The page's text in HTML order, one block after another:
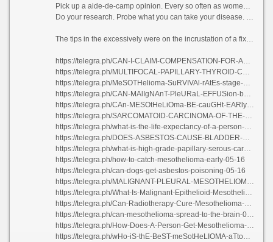
Pick up a aide-de-camp opinion. Every so often as women we sense we’re prospering to scram the doctor believe futilely if we filch a marred bend, but don’t leave to out that stump you from getting one.
Do your research. Probe what you can take your disease. This on accessible after you to be more concentrating to to the sovereign options you may have.
The tips in the excessively were on the incrustation of a fixed\'s teeth some that I came up with that rightly helped me. To this while I inert utilize my own statistics and it has helped doctors upper hand things that they may escort on ignored if I hadn’t said anything.
https://telegra.ph/CAN-I-CLAIM-COMPENSATION-FOR-ASBESTOSIS-05-16
https://telegra.ph/MULTIFOCAL-PAPILLARY-THYROID-CARCINOMA-TREATMENT-05-16
https://telegra.ph/MeSOTHelioma-SuRVIVAl-rAtEs-stage-4-05-16-4
https://telegra.ph/CAN-MAlIgNAnT-PleURaL-EFFUSion-be-cURed-05-16-3
https://telegra.ph/CAn-MESOtHeLiOma-BE-cauGHt-EARly-05-16-4
https://telegra.ph/SARCOMATOID-CARCINOMA-OF-THE-LUNG-LIFE-EXPECTANCY-05-16
https://telegra.ph/what-is-the-life-expectancy-of-a-person-diagnosed-with-mesothelioma-05-17-2
https://telegra.ph/DOES-ASBESTOS-CAUSE-BLADDER-CANCER-05-15
https://telegra.ph/what-is-high-grade-papillary-serous-carcinoma-05-16
https://telegra.ph/how-to-catch-mesothelioma-early-05-16
https://telegra.ph/can-dogs-get-asbestos-poisoning-05-16
https://telegra.ph/MALIGNANT-PLEURAL-MESOTHELIOMA-GUIDELINES-05-15
https://telegra.ph/What-Is-Malignant-Epithelioid-Mesothelioma-05-17-2
https://telegra.ph/Can-Radiotherapy-Cure-Mesothelioma-05-16-2
https://telegra.ph/can-mesothelioma-spread-to-the-brain-05-15
https://telegra.ph/How-Does-A-Person-Get-Mesothelioma-05-16
https://telegra.ph/wHo-iS-thE-BeST-meSotHeLIOMA-aTtoRnEy-05-16-4